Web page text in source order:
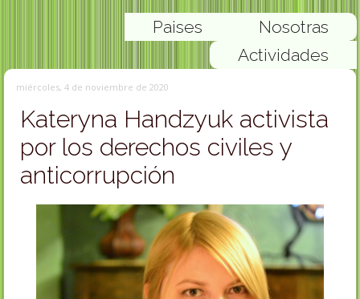
Nosotras
Paises
Actividades
miércoles, 4 de noviembre de 2020
Kateryna Handzyuk activista
por los derechos civiles y
anticorrupción